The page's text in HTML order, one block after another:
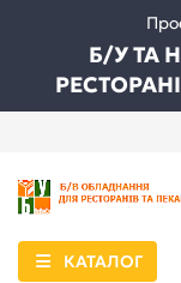
Б/У ТА
КАТАЛОГ